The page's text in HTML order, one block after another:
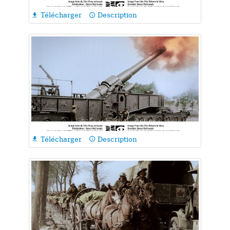
 Télécharger info_outline Description
 Télécharger info_outline Description